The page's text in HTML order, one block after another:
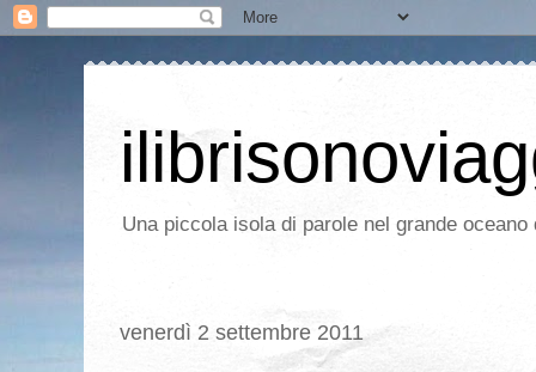
Una piccola isola di parole nel grande
venerdì 2 settembre 2011